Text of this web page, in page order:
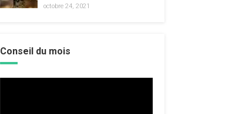
octobre 24, 2021
Conseil du mois